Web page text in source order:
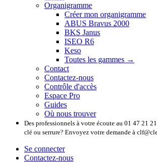
Organigramme
Créer mon organigramme
ABUS Bravus 2000
BKS Janus
ISEO R6
Keso
Toutes les gammes →
Contact
Contactez-nous
Contrôle d'accès
Espace Pro
Guides
Où nous trouver
Des professionnels à votre écoute au 01 47 21
clé ou serrure? Envoyez votre demande à
Se connecter
Contactez-nous